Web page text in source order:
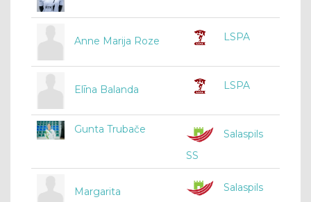
Anne Marija Roze LSPA
Elīna Balanda LSPA
Gunta Trubače
Salaspils
SS
Margarita
Salaspils